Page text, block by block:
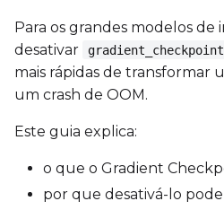
Para os grandes modelos de
desativar
mais rápidas de transformar
um crash de OOM.
Este guia explica:
o que o Gradient
por que desativá-lo